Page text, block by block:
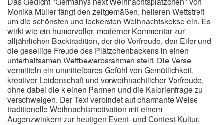
Monika Müller fängt den zeitgemäßen, heiteren Wettstreit
um die schönsten und leckersten Weihnachtskekse ein. Es
wirkt wie ein humorvoller, moderner Kommentar zur
alljährlichen Backtradition, der die Vorfreude, den Eifer und
die gesellige Freude des Plätzchenbackens in einen
unterhaltsamen Wettbewerbsrahmen stellt. Die Verse
vermitteln ein unmittelbares Gefühl von Gemütlichkeit,
kreativer Leidenschaft und vorweihnachtlicher Vorfreude,
ohne dabei die kleinen Pannen und die Kalorienfrage zu
verschweigen. Der Text verbindet auf charmante Weise
traditionelle Weihnachtsmotivation mit einem
Augenzwinkern zur heutigen Event- und Contest-Kultur.